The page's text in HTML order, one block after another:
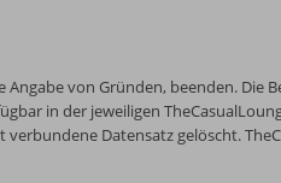
von Gründen, beenden. Die
in der jeweiligen
Datensatz gelöscht.